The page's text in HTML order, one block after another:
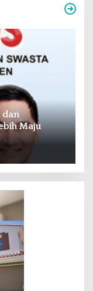
dan
Maju